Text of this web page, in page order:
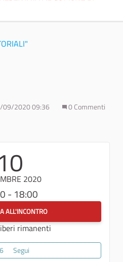
09/2020 09:36
0 Commenti
2020
- 18:00
ALL'INCONTRO
rimanenti
16 sostenitori
Segui